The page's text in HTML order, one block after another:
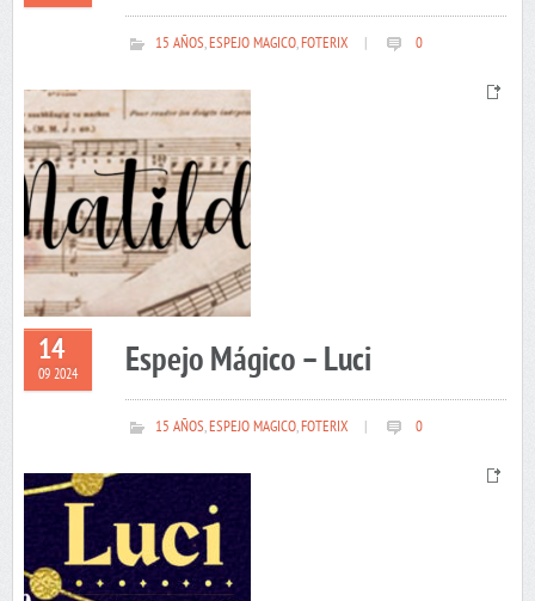
15 AÑOS,ESPEJO MAGICO,FOTERIX 0
14
09 2024 Espejo Mágico – Luci
15 AÑOS,ESPEJO MAGICO,FOTERIX 0